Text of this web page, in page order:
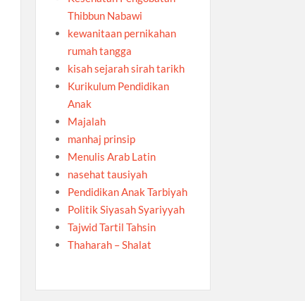
Thibbun Nabawi
kewanitaan pernikahan
rumah tangga
kisah sejarah sirah tarikh
Kurikulum Pendidikan
Anak
Majalah
manhaj prinsip
Menulis Arab Latin
nasehat tausiyah
Pendidikan Anak Tarbiyah
Politik Siyasah Syariyyah
Tajwid Tartil Tahsin
Thaharah – Shalat